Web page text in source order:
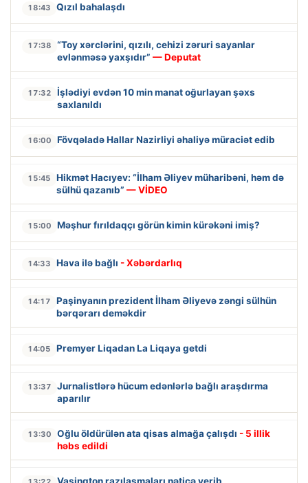
18:43 Qızıl bahalaşdı
17:38
“Toy xərclərini, qızılı, cehizi zəruri sayanlar
evlənməsə yaxşıdır” — Deputat
17:32
İşlədiyi evdən 10 min manat oğurlayan şəxs
saxlanıldı
16:00 Fövqəladə Hallar Nazirliyi əhaliyə müraciət edib
15:45
Hikmət Hacıyev: “İlham Əliyev müharibəni, həm də
sülhü qazanıb” — VİDEO
15:00 Məşhur fırıldaqçı görün kimin kürəkəni imiş?
14:33 Hava ilə bağlı - Xəbərdarlıq
14:17
Paşinyanın prezident İlham Əliyevə zəngi sülhün
bərqərarı deməkdir
14:05 Premyer Liqadan La Liqaya getdi
13:37
Jurnalistlərə hücum edənlərlə bağlı araşdırma
aparılır
13:30 Oğlu öldürülən ata qisas almağa çalışdı - 5 illik
həbs edildi
Vaşinqton razılaşmaları nəticə verib